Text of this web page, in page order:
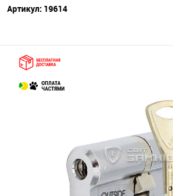
Артикул: 19614